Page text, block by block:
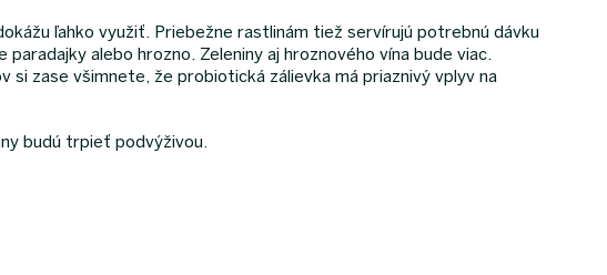
ľahko využiť. Priebežne rastlinám tiež servírujú potrebnú dávku
alebo hrozno. Zeleniny aj hroznového vína bude viac.
zase všimnete, že probiotická zálievka má priaznivý vplyv na
budú trpieť podvýživou.